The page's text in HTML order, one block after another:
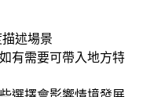
述場景
有需要可帶入地方特